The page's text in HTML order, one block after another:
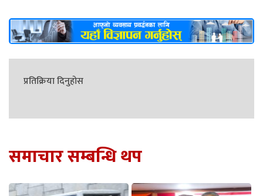
प्रतिक्रिया दिनुहोस
समाचार सम्बन्धि थप